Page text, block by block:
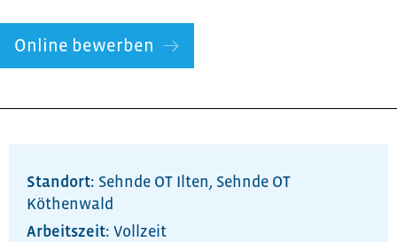
Online bewerben
Standort: Sehnde OT Ilten, Sehnde OT
Köthenwald
Arbeitszeit: Vollzeit